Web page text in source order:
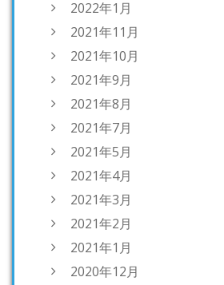
2022年1月
2021年11月
2021年10月
2021年9月
2021年8月
2021年7月
2021年5月
2021年4月
2021年3月
2021年2月
2021年1月
2020年12月